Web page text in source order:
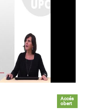
Accés
obert